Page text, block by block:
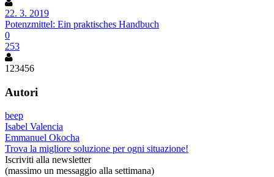
22. 3. 2019
Potenzmittel: Ein praktisches Handbuch
0
253
1 23456
Autori
beep
Isabel Valencia
Emmanuel Okocha
Trova la migliore soluzione per ogni situazione!
Iscriviti alla newsletter
(massimo un messaggio alla settimana)